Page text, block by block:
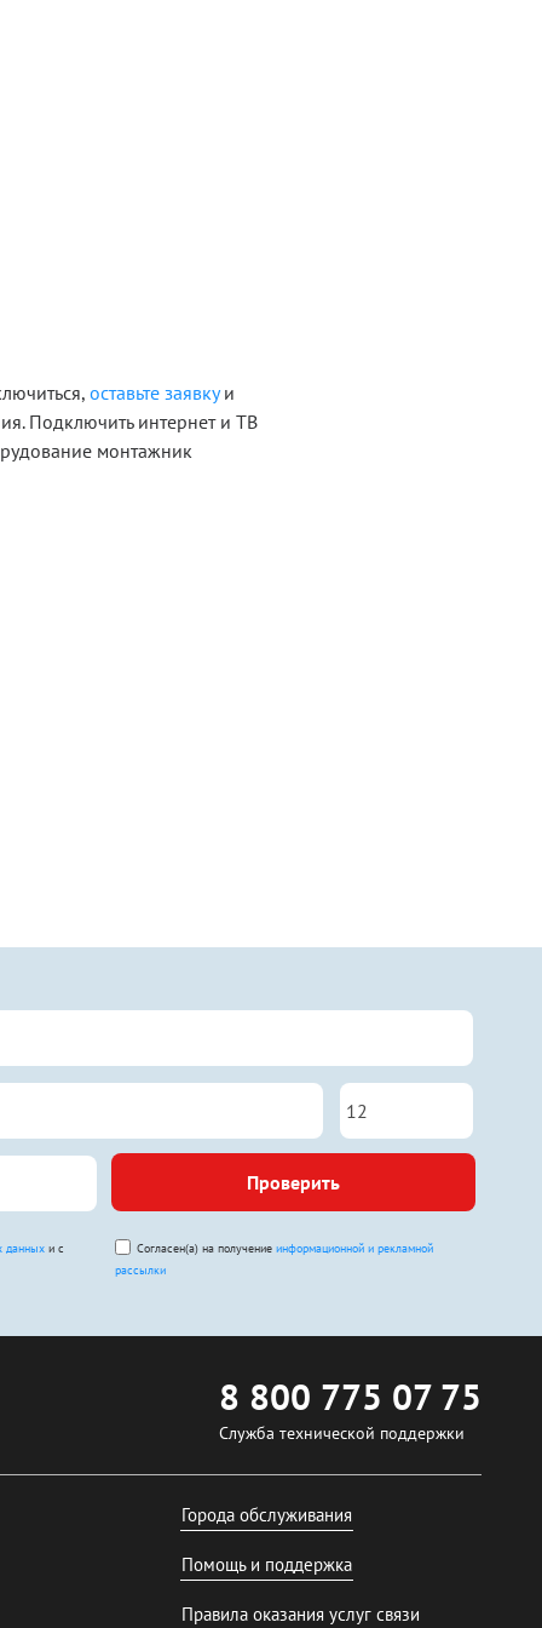
оставьте заявкуи
Подключить интернет и ТВ
монтажник
Проверить
данных и с Согласен(а) на получение информационной и рекламной
рассылки
8 800 775 07 75
Служба технической поддержки
Города обслуживания
Помощь и поддержка
Правила оказания услуг связи